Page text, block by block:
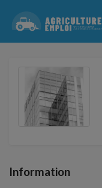
Information